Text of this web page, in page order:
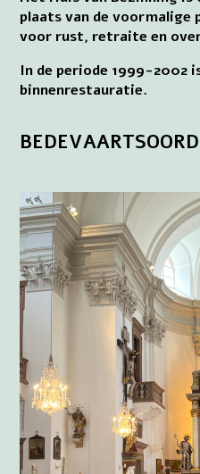
plaats van de voormalige
voor rust, retraite en
In de periode 1999-2002
binnenrestauratie.
BEDEVAARTSOORD